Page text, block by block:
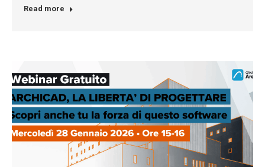
Read more